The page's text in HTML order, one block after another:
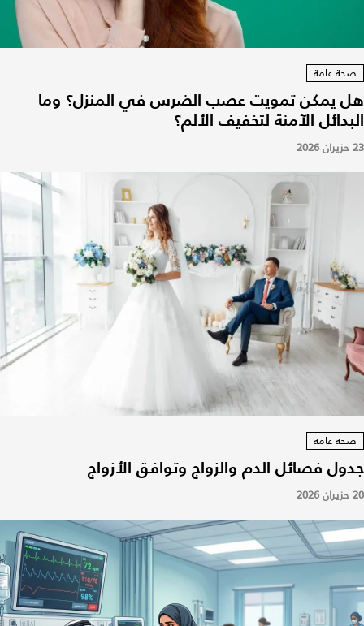
صحة عامة
هل يمكن تمويت عصب الضرس في المنزل؟ وما
البدائل الآمنة لتخفيف الألم؟
23 حزيران 2026
صحة عامة
جدول فصائل الدم والزواج وتوافق الأزواج
20 حزيران 2026